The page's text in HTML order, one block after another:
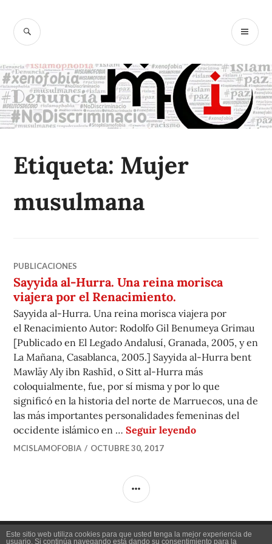
contenido
BUSCAR
Etiqueta: Mujer
musulmana
PUBLICACIONES
Sayyida al-Hurra. Una reina morisca
viajera por el Renacimiento.
Sayyida al-Hurra. Una reina morisca viajera por
el Renacimiento Autor: Rodolfo Gil Benumeya Grimau
[Publicado en El Legado Andalusí, Granada, 2005, y en
La Mañana, Casablanca, 2005.] Sayyida al-Hurra bent
Mawlāy Aly ibn Rashīd, o Sitt al-Hurra más
coloquialmente, fue, por sí misma y por lo que
significó en la historia del norte de Marruecos, una de
las más importantes personalidades femeninas del
occidente islámico en …Seguir leyendoSayyida al-
MCISLAMOFOBIA OCTUBRE 30, 2017
BARRA
TwitterInstagram
Facebook
Este sitio web utiliza cookies para que usted tenga la mejor experiencia de
usuario. Si continúa navegando está dando su consentimiento para la